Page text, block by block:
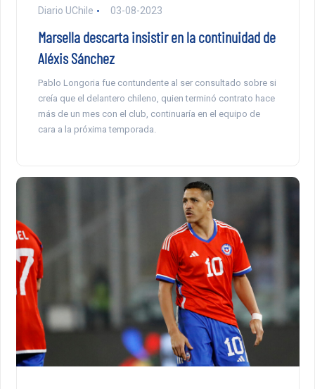
Diario UChile 03-08-2023
Marsella descarta insistir en la continuidad de
Aléxis Sánchez
Pablo Longoria fue contundente al ser consultado sobre si
creía que el delantero chileno, quien terminó contrato hace
más de un mes con el club, continuaría en el equipo de
cara a la próxima temporada.